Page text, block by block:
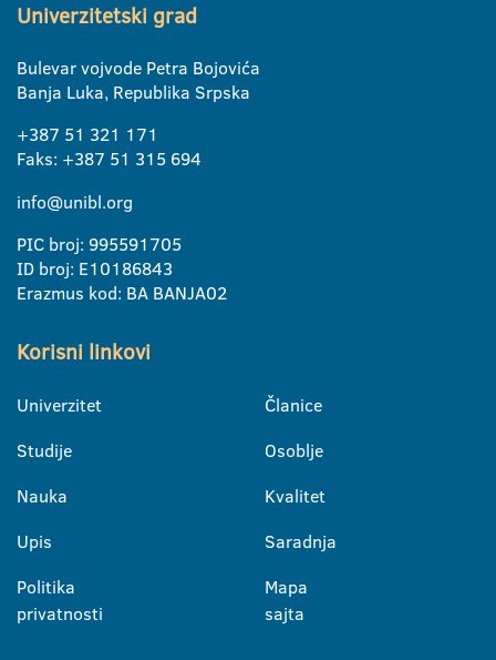
Univerzitetski grad
Bulevar vojvode Petra Bojovića
Banja Luka, Republika Srpska
+387 51 321 171
Faks: +387 51 315 694
info@unibl.org
PIC broj: 995591705
ID broj: E10186843
Erazmus kod: BA BANJA02
Korisni linkovi
Univerzitet
Studije
Nauka
Upis
Politika
privatnosti
Članice
Osoblje
Kvalitet
Saradnja
Mapa
sajta